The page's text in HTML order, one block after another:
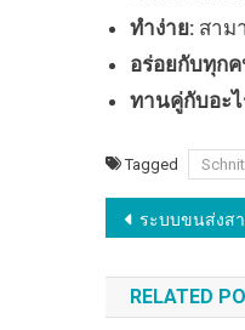
ทำง่าย: สาม
อร่อยกับทุก
ทานคู่กับอะไ
Tagged
Post
ระบบขนส่งสาธารณะในเ
RELATED